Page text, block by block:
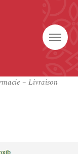
– Livraison